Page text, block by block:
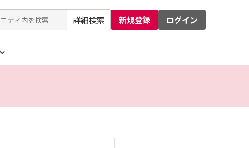
詳細検索 新規登録 ログイン